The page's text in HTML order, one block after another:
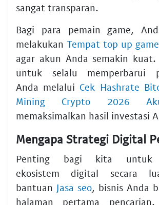
sangat transparan.
Bagi para pemain game,
melakukan Tempat top up
agar akun Anda semakin kuat.
untuk selalu memperbarui
Anda melalui Cek Hashrate
Mining Crypto 2026
memaksimalkan hasil investasi
Mengapa Strategi Digital
Penting bagi kita untuk
ekosistem digital secara
bantuan Jasa seo, bisnis Anda
halaman pertama